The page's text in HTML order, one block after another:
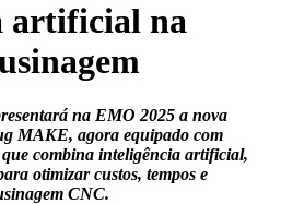
artificial na
na EMO 2025 a nova
MAKE, agora equipado com
combina inteligência artificial,
otimizar custos, tempos e
CNC.